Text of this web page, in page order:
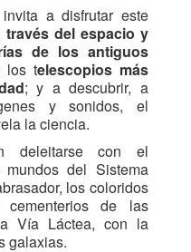
a disfrutar este
del espacio y
de los antiguos
los telescopios más
; y a descubrir, a
y sonidos, el
la ciencia.
deleitarse con el
del Sistema
los coloridos
de las
Vía Láctea, con la
galaxias.